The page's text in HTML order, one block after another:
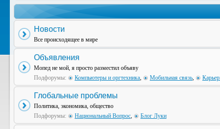
Новости
Все происходящее в мире
Объявления
Мопед не мой, я просто разместил объяву
Подфорумы:
Компьютеры и оргтехника, Мобильная связь,
Глобальные проблемы
Политика, экономика, общество
Подфорумы:
Национальный Вопрос, Блог Луки